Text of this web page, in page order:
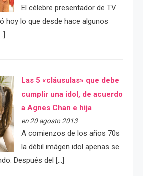
El célebre presentador de TV
hoy lo que desde hace algunos
Las 5 «cláusulas» que debe
cumplir una idol, de acuerdo
a Agnes Chan e hija
en 20 agosto 2013
A comienzos de los años 70s
la débil imágen idol apenas se
Después del […]